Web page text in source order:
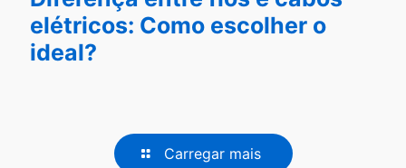
elétricos: Como escolher o
ideal?
Carregar mais